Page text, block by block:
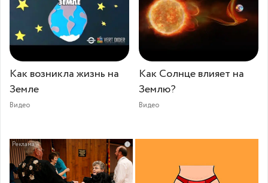
Как возникла жизнь на
Земле
Видео
Как Солнце влияет на
Землю?
Видео
i